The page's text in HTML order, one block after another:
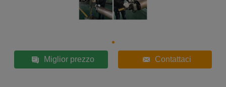
Miglior prezzo Contattaci